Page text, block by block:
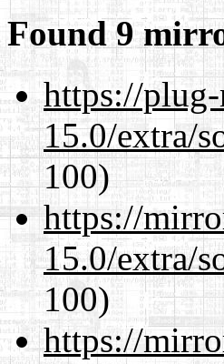
Found 9
https://
15.0/extra/
100)
https://
15.0/extra/
100)
https://